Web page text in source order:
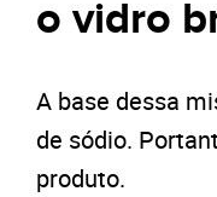
o vidro
A base dessa
de sódio.
produto.